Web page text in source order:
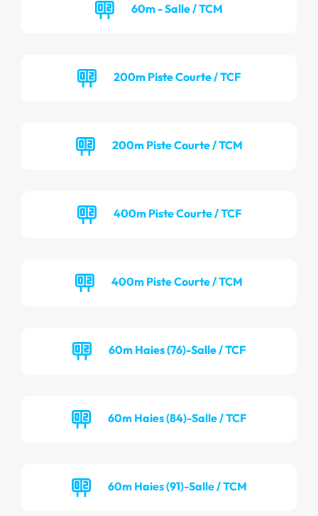
60m - Salle / TCM
200m Piste Courte / TCF
200m Piste Courte / TCM
400m Piste Courte / TCF
400m Piste Courte / TCM
60m Haies (76)-Salle / TCF
60m Haies (84)-Salle / TCF
60m Haies (91)-Salle / TCM